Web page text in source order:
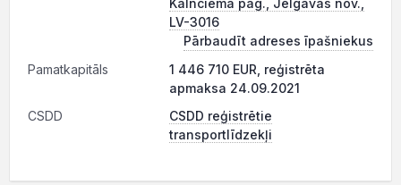
Kalnciema pag., Jelgavas nov.,
LV-3016
Pārbaudīt adreses īpašniekus
Pamatkapitāls
1 446 710 EUR, reģistrēta
apmaksa 24.09.2021
CSDD
CSDD reģistrētie
transportlīdzekļi